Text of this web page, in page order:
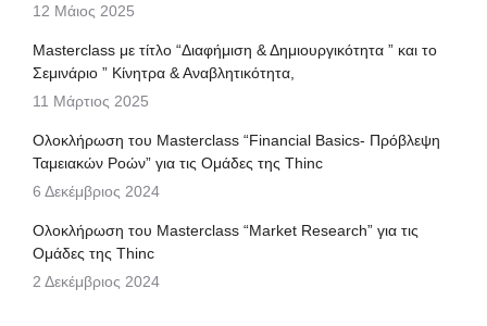
12 Μάιος 2025
Μasterclass με τίτλο “Διαφήμιση & Δημιουργικότητα ” και το
Σεμινάριο ” Κίνητρα & Αναβλητικότητα,
11 Μάρτιος 2025
Ολοκλήρωση του Masterclass “Financial Basics- Πρόβλεψη
Ταμειακών Ροών” για τις Ομάδες της Thinc
6 Δεκέμβριος 2024
Ολοκλήρωση του Masterclass “Market Research” για τις
Ομάδες της Thinc
2 Δεκέμβριος 2024